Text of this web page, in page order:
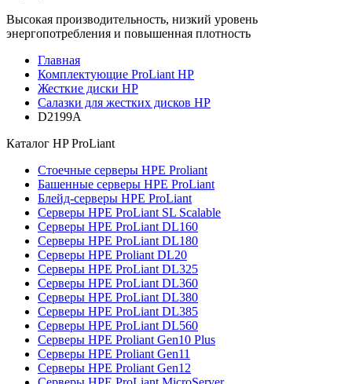
Высокая производительность, низкий уровень
энергопотребления и повышенная плотность
Главная
Комплектующие ProLiant HP
Жесткие диски HP
Салазки для жестких дисков HP
D2199A
Каталог HP ProLiant
Стоечные серверы HPE Proliant
Башенные серверы HPE ProLiant
Блейд-серверы HPE ProLiant
Серверы HPE ProLiant SL Scalable
Серверы HPE ProLiant DL160
Серверы HPE ProLiant DL180
Серверы HPE Proliant DL20
Серверы HPE ProLiant DL325
Серверы HPE ProLiant DL360
Серверы HPE ProLiant DL380
Серверы HPE ProLiant DL385
Серверы HPE ProLiant DL560
Серверы HPE Proliant Gen10 Plus
Серверы HPE Proliant Gen11
Серверы HPE Proliant Gen12